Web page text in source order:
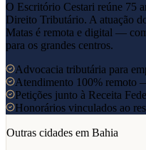
O Escritório Cestari reúne 75
Direito Tributário. A atuação
Matas é remota e digital —
para os grandes centros.
Advocacia tributária para
Atendimento 100% remoto
Petições junto à Receita
Honorários vinculados ao
Outras cidades em Bahia